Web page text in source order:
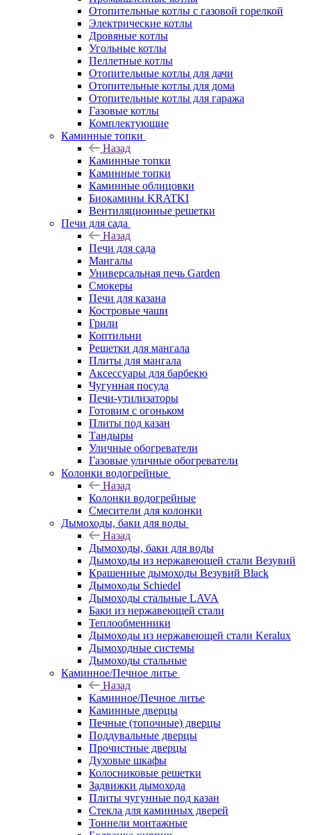
Отопительные котлы с газовой горелкой
Электрические котлы
Дровяные котлы
Угольные котлы
Пеллетные котлы
Отопительные котлы для дачи
Отопительные котлы для дома
Отопительные котлы для гаража
Газовые котлы
Комплектующие
Каминные топки
Назад
Каминные топки
Каминные топки
Каминные облицовки
Биокамины KRATKI
Вентиляционные решетки
Печи для сада
Назад
Печи для сада
Мангалы
Универсальная печь Garden
Смокеры
Печи для казана
Костровые чаши
Грили
Коптильни
Решетки для мангала
Плиты для мангала
Аксессуары для барбекю
Чугунная посуда
Печи-утилизаторы
Готовим с огоньком
Плиты под казан
Тандыры
Уличные обогреватели
Газовые уличные обогреватели
Колонки водогрейные
Назад
Колонки водогрейные
Смесители для колонки
Дымоходы, баки для воды
Назад
Дымоходы, баки для воды
Дымоходы из нержавеющей стали Везувий
Крашенные дымоходы Везувий Black
Дымоходы Schiedel
Дымоходы стальные LAVA
Баки из нержавеющей стали
Теплообменники
Дымоходы из нержавеющей стали Keralux
Дымоходные системы
Дымоходы стальные
Каминное/Печное литье
Назад
Каминное/Печное литье
Каминные дверцы
Печные (топочные) дверцы
Поддувальные дверцы
Прочистные дверцы
Духовые шкафы
Колосниковые решетки
Задвижки дымохода
Плиты чугунные под казан
Стекла для каминных дверей
Тоннели монтажные